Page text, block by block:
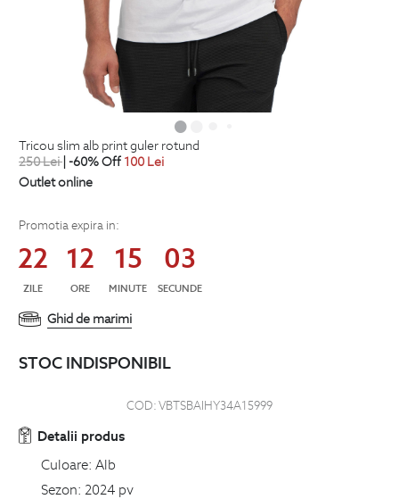
tricou slim alb print guler rotund
250Lei| -60% Off 100 Lei
Outlet online
Promotia expira in:
22
ZILE
12
ORE
15
MINUTE
02
SECUNDE
Ghid de marimi
STOC INDISPONIBIL
COD:VBTSBAIHY34A15999
Detalii produs
Culoare: Alb
Sezon: 2024 pv